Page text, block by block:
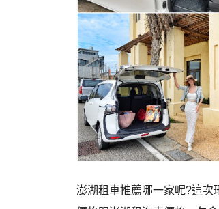
澎湖租車推薦哪一家呢?這次